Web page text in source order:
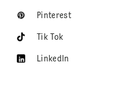
Pinterest
Tik Tok
LinkedIn